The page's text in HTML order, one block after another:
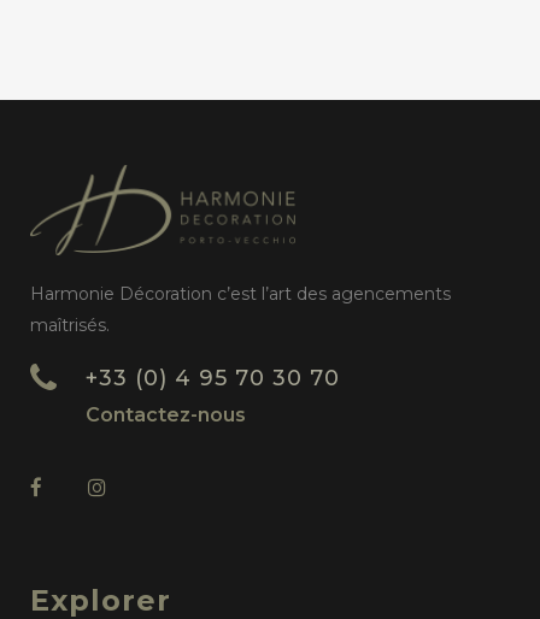
Harmonie Décoration c’est l’art des agencements
maîtrisés.
+33 (0) 4 95 70 30 70
Contactez-nous
Explorer